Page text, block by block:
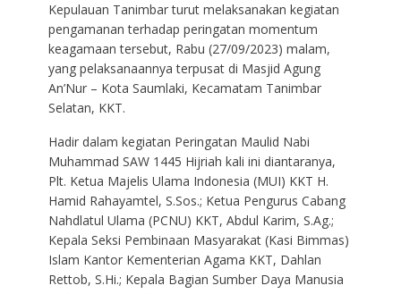
Kepulauan Tanimbar turut melaksanakan kegiatan
pengamanan terhadap peringatan momentum
keagamaan tersebut, Rabu (27/09/2023) malam,
yang pelaksanaannya terpusat di Masjid Agung
An’Nur – Kota Saumlaki, Kecamatam Tanimbar
Selatan, KKT.
Hadir dalam kegiatan Peringatan Maulid Nabi
Muhammad SAW 1445 Hijriah kali ini diantaranya,
Plt. Ketua Majelis Ulama Indonesia (MUI) KKT H.
Hamid Rahayamtel, S.Sos.; Ketua Pengurus Cabang
Nahdlatul Ulama (PCNU) KKT, Abdul Karim, S.Ag.;
Kepala Seksi Pembinaan Masyarakat (Kasi Bimmas)
Islam Kantor Kementerian Agama KKT, Dahlan
Rettob, S.Hi.; Kepala Bagian Sumber Daya Manusia